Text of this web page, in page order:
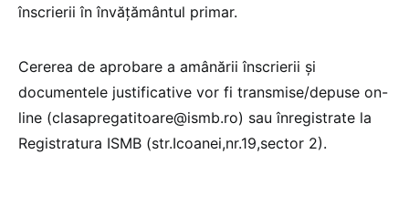
înscrierii în învățământul primar.
Cererea de aprobare a amânării înscrierii și
documentele justificative vor fi transmise/depuse on-
line (clasapregatitoare@ismb.ro) sau înregistrate la
Registratura ISMB (str.Icoanei,nr.19,sector 2).